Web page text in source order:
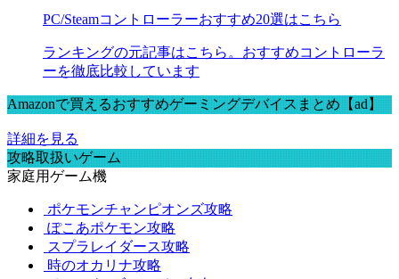
PC/Steamコントローラーおすすめ20選はこちら
ランキングの元記事はこちら。おすすめコントローラ
ーを徹底比較しています
Amazonで買えるおすすめゲーミングデバイスまとめ【ad】
詳細を見る
攻略取扱いゲーム
家庭用ゲーム機
ポケモンチャンピオンズ攻略
ぽこあポケモン攻略
スプラレイダース攻略
時のオカリナ攻略